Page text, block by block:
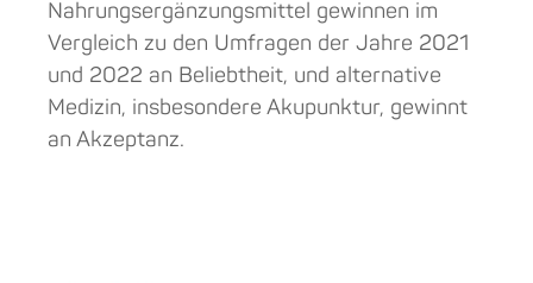
Nahrungsergänzungsmittel gewinnen im
Vergleich zu den Umfragen der Jahre 2021
und 2022 an Beliebtheit, und alternative
Medizin, insbesondere Akupunktur, gewinnt
an Akzeptanz.